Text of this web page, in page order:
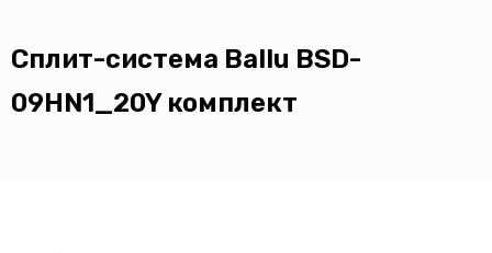
Сплит-система Ballu BSD-
09HN1_20Y комплект